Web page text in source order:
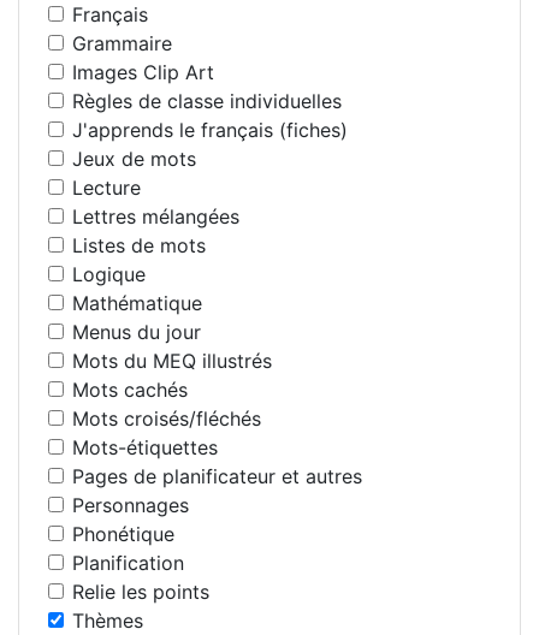
Français
Grammaire
Images Clip Art
Règles de classe individuelles
J'apprends le français (fiches)
Jeux de mots
Lecture
Lettres mélangées
Listes de mots
Logique
Mathématique
Menus du jour
Mots du MEQ illustrés
Mots cachés
Mots croisés/fléchés
Mots-étiquettes
Pages de planificateur et autres
Personnages
Phonétique
Planification
Relie les points
Thèmes